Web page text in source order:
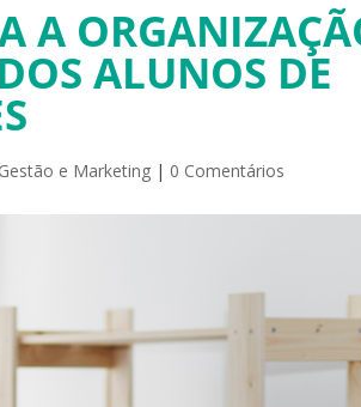
A
ALUNOS DE
Gestão e Marketing| 0 Comentários